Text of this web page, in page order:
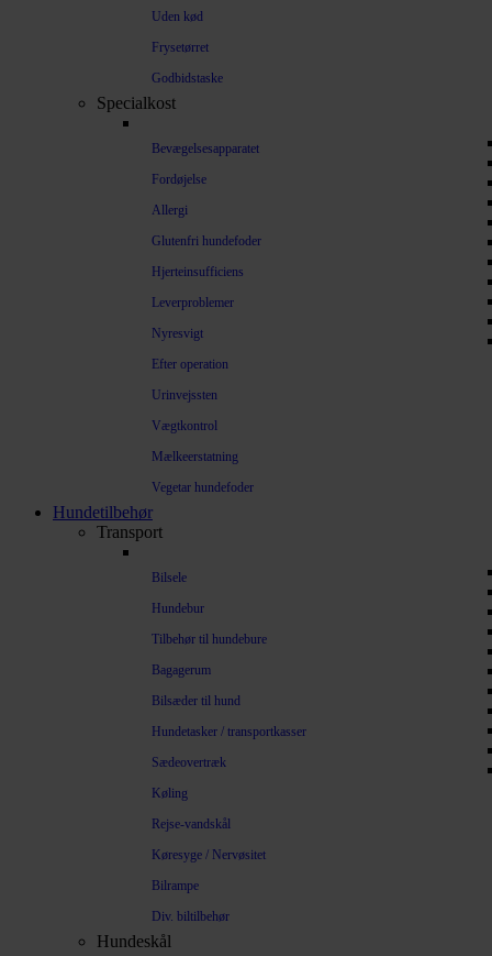
Uden kød
Frysetørret
Godbidstaske
Specialkost
Bevægelsesapparatet
Fordøjelse
Allergi
Glutenfri hundefoder
Hjerteinsufficiens
Leverproblemer
Nyresvigt
Efter operation
Urinvejssten
Vægtkontrol
Mælkeerstatning
Vegetar hundefoder
Hundetilbehør
Transport
Bilsele
Hundebur
Tilbehør til hundebure
Bagagerum
Bilsæder til hund
Hundetasker / transportkasser
Sædeovertræk
Køling
Rejse-vandskål
Køresyge / Nervøsitet
Bilrampe
Div. biltilbehør
Hundeskål